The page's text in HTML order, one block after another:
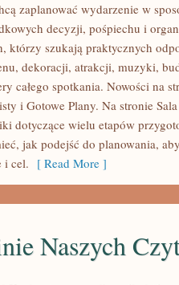
zaplanować wydarzenie w
decyzji, pośpiechu i
którzy szukają praktycznych
dekoracji, atrakcji, muzyki,
całego spotkania. Nowości na
i Gotowe Plany. Na stronie
dotyczące wielu etapów
jak podejść do planowania,
i cel. [ Read More ]
Naszych